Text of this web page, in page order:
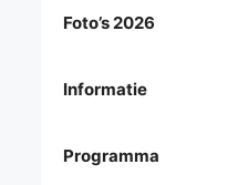
Foto’s 2026
Informatie
Programma